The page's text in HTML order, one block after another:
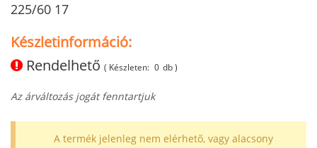
225/60 17
Készletinformáció:
Rendelhető ( Készleten: 0 db )
Az árváltozás jogát fenntartjuk
A termék jelenleg nem elérhető, vagy alacsony